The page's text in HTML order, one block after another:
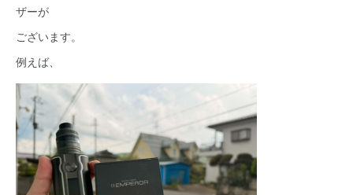
ザーが
ございます。
例えば、